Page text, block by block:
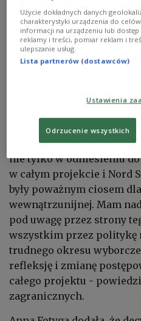
Unieważnił on wtedy
na większe
rurociągu przez rosyjski
decyzja Komisji została
znaczenie prawne tej
wyroku. Podkreślamy, że
nie tylko w odniesieniu do
w całym projekcie i Nord
były poważnym ciosem
wewnątrzunijnej. Mam
pod uwagę przez strony
wszystkim przez politykę
trudnego okresu
refleksję i zmianę
całego projektu -
zagranicznych.
Użycie dokładnych danych
charakterystyki urządzenia do
informacji na urządzeniu lub
reklamy i treści, pomiar reklam i
ulepszanie usług.
Lista partnerów (dostawców)
Ustawienia
Odrzucenie wszystkich